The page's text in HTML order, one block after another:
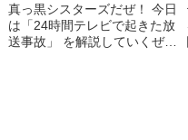
真っ黒シスターズだぜ！ 今日
は「24時間テレビで起きた放
送事故」 を解説していくぜ